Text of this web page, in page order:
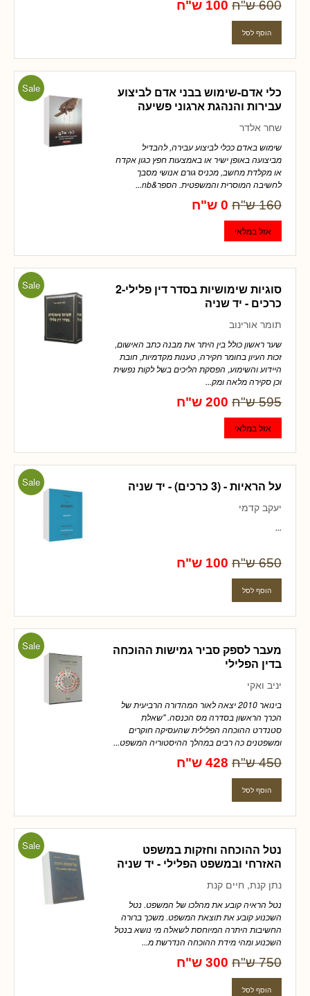
600 ש"ח 100 ש"ח
Sale
כלי אדם-שימוש בבני אדם לביצוע
עבירות והנהגת ארגוני פשיעה
שחר אלדר
שימוש באדם ככלי לביצוע עבירה, להבדיל
מביצועה באופן ישיר או באמצעות חפץ כגון אקדח
או מקלדת מחשב, מכניס גורם אנושי מסבך
לחשיבה המוסרית והמשפטית. הספר&nb...
160 ש"ח 0 ש"ח
Sale
סוגיות שימושיות בסדר דין פלילי-2
כרכים - יד שניה
תומר אורינוב
שער ראשון כולל בין היתר את מבנה כתב האישום,
זכות העיון בחומר חקירה, טענות מקדמיות, חובת
היידוע והשימוע, הפסקת הליכים בשל לקות נפשית
וכן סקירה מלאה ומק...
595 ש"ח 200 ש"ח
Sale על הראיות - (3 כרכים) - יד שניה
יעקב קדמי
...
650 ש"ח 100 ש"ח
Sale
מעבר לספק סביר גמישות ההוכחה
בדין הפלילי
יניב ואקי
בינואר 2010 יצאה לאור המהדורה הרביעית של
הכרך הראשון בסדרה מס הכנסה. "שאלת
סטנדרט ההוכחה הפלילית שהעסיקה חוקרים
ומשפטנים כה רבים במהלך ההיסטוריה המשפט...
450 ש"ח 428 ש"ח
Sale
נטל ההוכחה וחזקות במשפט
האזרחי ובמשפט הפלילי - יד שניה
נתן קנת, חיים קנת
נטל הראיה קובע את מהלכו של המשפט. נטל
השכנוע קובע את תוצאת המשפט. משכך ברורה
החשיבות היתרה המיוחסת לשאלה מי נושא בנטל
השכנוע ומהי מידת ההוכחה הנדרשת מ...
750 ש"ח 300 ש"ח